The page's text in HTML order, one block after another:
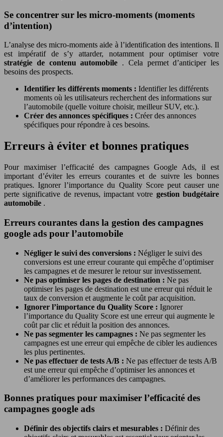
Se concentrer sur les micro-moments (moments
d’intention)
L’analyse des micro-moments aide à l’identification des intentions. Il
est impératif de s’y attarder, notamment pour optimiser votre
stratégie de contenu automobile . Cela permet d’anticiper les
besoins des prospects.
Identifier les différents moments : Identifier les différents
moments où les utilisateurs recherchent des informations sur
l’automobile (quelle voiture choisir, meilleur SUV, etc.).
Créer des annonces spécifiques : Créer des annonces
spécifiques pour répondre à ces besoins.
Erreurs à éviter et bonnes pratiques
Pour maximiser l’efficacité des campagnes Google Ads, il est
important d’éviter les erreurs courantes et de suivre les bonnes
pratiques. Ignorer l’importance du Quality Score peut causer une
perte significative de revenus, impactant votre gestion budgétaire
automobile .
Erreurs courantes dans la gestion des campagnes
google ads pour l’automobile
Négliger le suivi des conversions : Négliger le suivi des
conversions est une erreur courante qui empêche d’optimiser
les campagnes et de mesurer le retour sur investissement.
Ne pas optimiser les pages de destination : Ne pas
optimiser les pages de destination est une erreur qui réduit le
taux de conversion et augmente le coût par acquisition.
Ignorer l’importance du Quality Score : Ignorer
l’importance du Quality Score est une erreur qui augmente le
coût par clic et réduit la position des annonces.
Ne pas segmenter les campagnes : Ne pas segmenter les
campagnes est une erreur qui empêche de cibler les audiences
les plus pertinentes.
Ne pas effectuer de tests A/B : Ne pas effectuer de tests A/B
est une erreur qui empêche d’optimiser les annonces et
d’améliorer les performances des campagnes.
Bonnes pratiques pour maximiser l’efficacité des
campagnes google ads
Définir des objectifs clairs et mesurables : Définir des